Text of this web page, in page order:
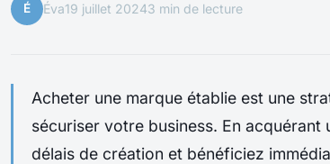
É Éva19 juillet 20243 min de lecture
Acheter une marque établie est une
sécuriser votre business. En
délais de création et bénéficiez